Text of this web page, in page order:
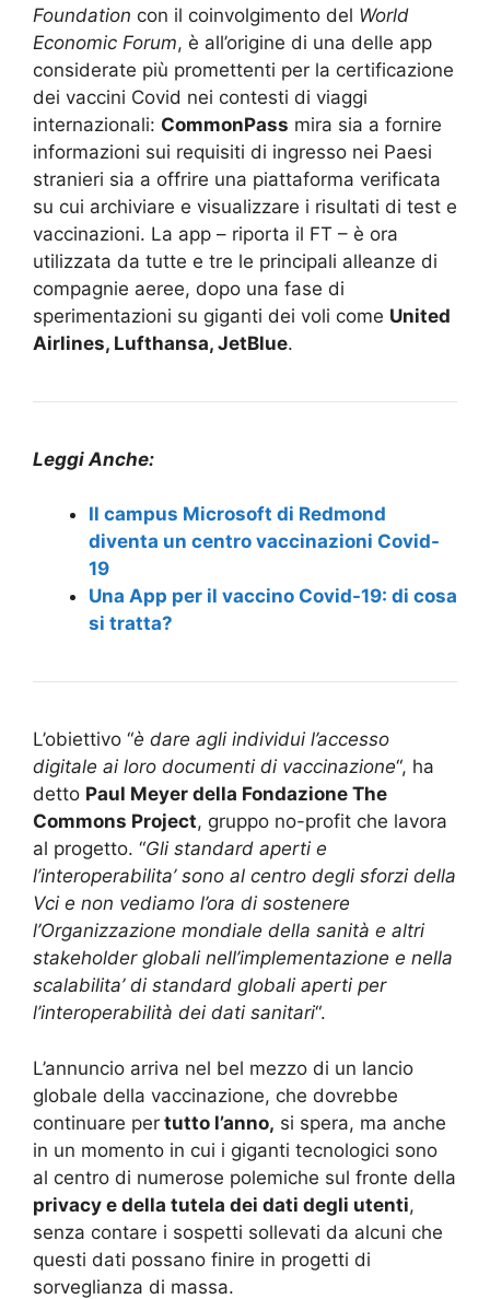
Foundation con il coinvolgimento del World
Economic Forum, è all’origine di una delle app
considerate più promettenti per la certificazione
dei vaccini Covid nei contesti di viaggi
internazionali: CommonPass mira sia a fornire
informazioni sui requisiti di ingresso nei Paesi
stranieri sia a offrire una piattaforma verificata
su cui archiviare e visualizzare i risultati di test e
vaccinazioni. La app – riporta il FT – è ora
utilizzata da tutte e tre le principali alleanze di
compagnie aeree, dopo una fase di
sperimentazioni su giganti dei voli come United
Airlines, Lufthansa, JetBlue.
Leggi Anche:
Il campus Microsoft di Redmond
diventa un centro vaccinazioni Covid-
19
Una App per il vaccino Covid-19: di cosa
si tratta?
L’obiettivo “è dare agli individui l’accesso
digitale ai loro documenti di vaccinazione“, ha
detto Paul Meyer della Fondazione The
Commons Project, gruppo no-profit che lavora
al progetto. “Gli standard aperti e
l’interoperabilita’ sono al centro degli sforzi della
Vci e non vediamo l’ora di sostenere
l’Organizzazione mondiale della sanità e altri
stakeholder globali nell’implementazione e nella
scalabilita’ di standard globali aperti per
l’interoperabilità dei dati sanitari“.
L’annuncio arriva nel bel mezzo di un lancio
globale della vaccinazione, che dovrebbe
continuare per tutto l’anno, si spera, ma anche
in un momento in cui i giganti tecnologici sono
al centro di numerose polemiche sul fronte della
privacy e della tutela dei dati degli utenti,
senza contare i sospetti sollevati da alcuni che
questi dati possano finire in progetti di
sorveglianza di massa.